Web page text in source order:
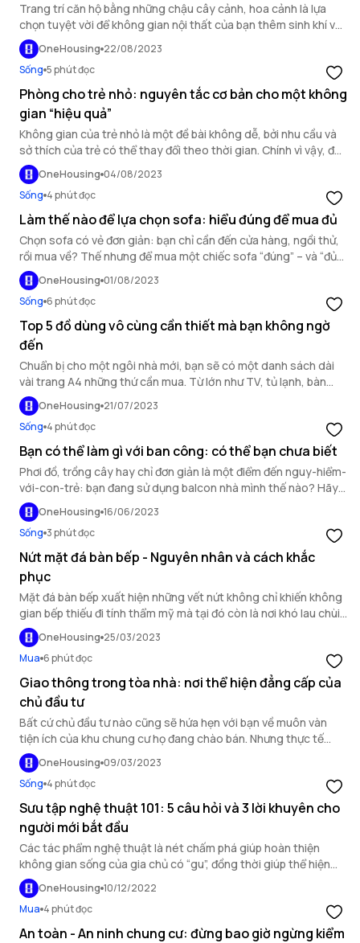
Trang trí căn hộ bằng những chậu cây cảnh, hoa cảnh là lựa
chọn tuyệt vời để không gian nội thất của bạn thêm sinh khí và
màu sắc. Nhưng có những nguyên tắc về thẩm mỹ và phong
thủy cần lưu ý và thậm chí, có những loại cây cần tuyệt đối
tránh trồng trong nhà.
OneHousing 22/08/2023
Sống 5 phút đọc
Phòng cho trẻ nhỏ: nguyên tắc cơ bản cho một không
gian “hiệu quả”
Không gian của trẻ nhỏ là một đề bài không dễ, bởi nhu cầu và
sở thích của trẻ có thể thay đổi theo thời gian. Chính vì vậy, để
tạo ra một căn phòng “bền vững” để sử dụng lâu dài, gia chủ
nên tham khảo một số nguyên tắc cơ bản trước khi bắt tay vào
thực hiện.
OneHousing 04/08/2023
Sống 4 phút đọc
Làm thế nào để lựa chọn sofa: hiểu đúng để mua đủ
Chọn sofa có vẻ đơn giản: bạn chỉ cần đến cửa hàng, ngồi thử,
rồi mua về? Thế nhưng để mua một chiếc sofa “đúng” – và “đủ”
hoàn toàn không dễ, bởi chúng phải đáp ứng cả một danh sách
dài những nhu cầu và đòi hỏi khác nhau. Một chiếc sofa thường
sẽ tồn tại rất-rất-rất lâu trong nhà của bạn, đủ để bạn cần cẩn
trọng lựa chọn.
OneHousing 01/08/2023
Sống 6 phút đọc
Top 5 đồ dùng vô cùng cần thiết mà bạn không ngờ
đến
Chuẩn bị cho một ngôi nhà mới, bạn sẽ có một danh sách dài
vài trang A4 những thứ cần mua. Từ lớn như TV, tủ lạnh, bàn
ghế cho đến nhỏ bé như bộ ấm chén uống trà. Nhưng có những
thứ đồ dùng rất hay bị lãng quên, mà khi xuất hiện tình huống
chúng ta mới thấy nó vô cùng cần thiết. Trong bài viết này,
OneHousing xin được kể ra top 5 món đồ như thế!
OneHousing 21/07/2023
Sống 4 phút đọc
Bạn có thể làm gì với ban công: có thể bạn chưa biết
Phơi đồ, trồng cây hay chỉ đơn giản là một điểm đến nguy-hiểm-
với-con-trẻ: bạn đang sử dụng balcon nhà mình thế nào? Hãy
cùng khám phá một vài gợi ý “tận dụng” balcon, để có thêm
cảm hứng cho không gian vô cùng thú vị này nhé!
OneHousing 16/06/2023
Sống 3 phút đọc
Nứt mặt đá bàn bếp - Nguyên nhân và cách khắc
phục
Mặt đá bàn bếp xuất hiện những vết nứt không chỉ khiến không
gian bếp thiếu đi tính thẩm mỹ mà tại đó còn là nơi khó lau chùi,
dễ bám bẩn. Nếu các vết nứt lớn sẽ gây ảnh hưởng đến độ bền
cấu trúc của bàn bếp và mất an toàn khi sử dụng.
OneHousing 25/03/2023
Mua 6 phút đọc
Giao thông trong tòa nhà: nơi thể hiện đẳng cấp của
chủ đầu tư
Bất cứ chủ đầu tư nào cũng sẽ hứa hẹn với bạn về muôn vàn
tiện ích của khu chung cư họ đang chào bán. Nhưng thực tế
không phải lúc nào cũng như quảng cáo. Tìm hiểu kỹ thực địa
vẫn là điều kiện tiên quyết trước khi ký hợp đồng mua căn hộ,
mà trong đó, không gian giao thông của tòa nhà có thể cho
bạn thấy nhiều điều.
OneHousing 09/03/2023
Sống 4 phút đọc
Sưu tập nghệ thuật 101: 5 câu hỏi và 3 lời khuyên cho
người mới bắt đầu
Các tác phẩm nghệ thuật là nét chấm phá giúp hoàn thiện
không gian sống của gia chủ có “gu”, đồng thời giúp thể hiện
tính cách của gia chủ trước mắt khách thăm. Nhưng làm thế
nào để bắt đầu bộ sưu tập nghệ thuật cho không gian sống của
mình? Nếu bạn là một “tay mơ”, xin hãy chậm rãi và cùng điểm
qua một vài câu hỏi sau đây.
OneHousing 10/12/2022
Mua 4 phút đọc
An toàn - An ninh chung cư: đừng bao giờ ngừng kiểm